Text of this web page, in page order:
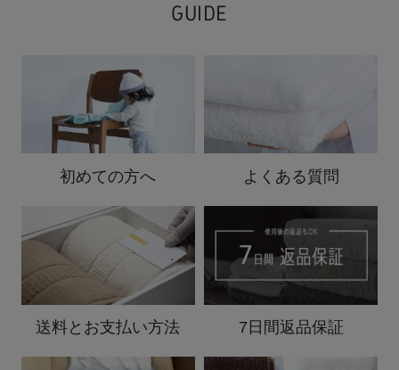
GUIDE
初めての方へ よくある質問
送料と お支払い方法 7日間返品保証